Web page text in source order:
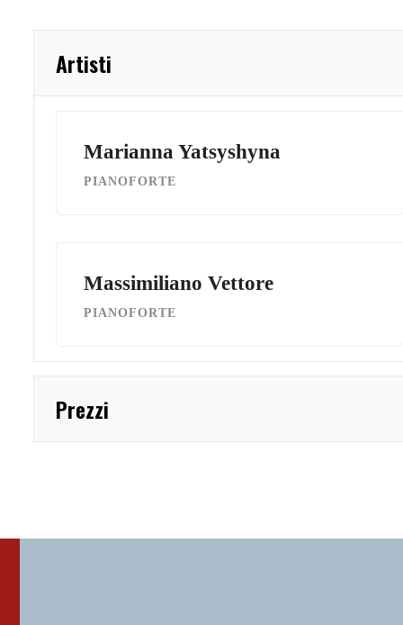
Artisti
Marianna Yatsyshyna
PIANOFORTE
Massimiliano Vettore
PIANOFORTE
Prezzi